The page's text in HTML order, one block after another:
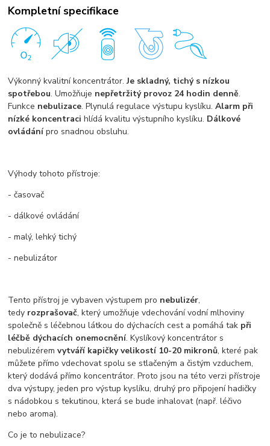
Kompletní specifikace
Výkonný kvalitní koncentrátor.Je skladný, tichý s nízkou
spotřebou. Umožňuje nepřetržitý provoz 24 hodin denně.
Funkce nebulizace. Plynulá regulace výstupu kyslíku. Alarm při
nízké koncentracihlídá kvalitu výstupního kyslíku. Dálkové
ovládánípro snadnou obsluhu.
Výhody tohoto přístroje:
- časovač
- dálkové ovládání
- malý, lehký tichý
- nebulizátor
Tento přístroj je vybaven výstupem pro nebulizér,
tedy rozprašovač, který umožňuje vdechování vodní mlhoviny
společně s léčebnou látkou do dýchacích cest a pomáhá tak při
léčbě dýchacích onemocnění. Kyslíkový koncentrátor s
nebulizéremvytváří kapičky velikostí 10-20 mikronů, které pak
můžete přímo vdechovat spolu se stlačeným a čistým vzduchem,
který dodává přímo koncentrátor. Proto jsou na této verzi přístroje
dva výstupy, jeden pro výstup kyslíku, druhý pro připojení hadičky
s nádobkou s tekutinou, která se bude inhalovat (např. léčivo
nebo aroma).
Co je to nebulizace?